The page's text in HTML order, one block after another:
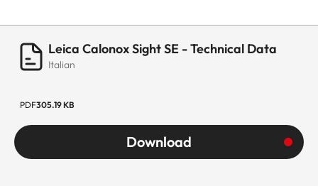
Leica Calonox Sight SE - Technical Data
Italian
PDF305.19 KB
Download